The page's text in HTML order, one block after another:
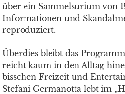
über ein Sammelsurium von
Informationen und
reproduziert.
Überdies bleibt das
reicht kaum in den Alltag
bisschen Freizeit und
Stefani Germanotta lebt im